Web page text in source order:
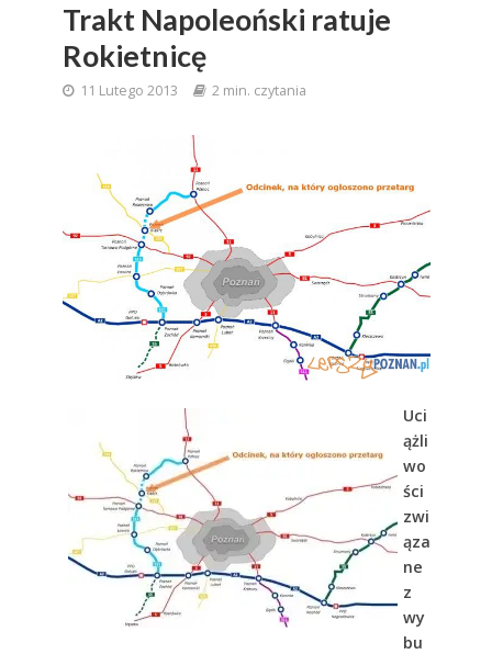
Trakt Napoleoński ratuje
Rokietnicę
11 Lutego 2013 2 min. czytania
Uci
ążli
wo
ści
zwi
ąza
ne
z
wy
bu